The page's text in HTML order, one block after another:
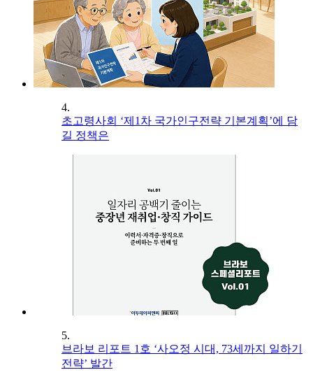
4.
초고령사회 ‘제1차 국가인구전략 기본계획’에 담
길 정책은
5.
브라보 리포트 1호 ‘사오정 시대, 73세까지 일하기
전략’ 발간